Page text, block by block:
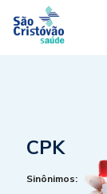
CPK
Sinônimos: